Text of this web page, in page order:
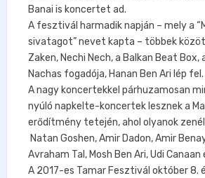
Banai is koncertet ad.
A fesztivál harmadik napján – mely a
sivatagot” nevet kapta – többek
Zaken, Nechi Nech, a Balkan Beat Box,
Nachas fogadója, Hanan Ben Ari lép fel.
A nagy koncertekkel párhuzamosan
nyúló napkelte-koncertek lesznek a
erődítmény tetején, ahol olyanok
Natan Goshen, Amir Dadon, Amir
Avraham Tal, Mosh Ben Ari, Udi Canaan
A 2017-es Tamar Fesztivál október 8.